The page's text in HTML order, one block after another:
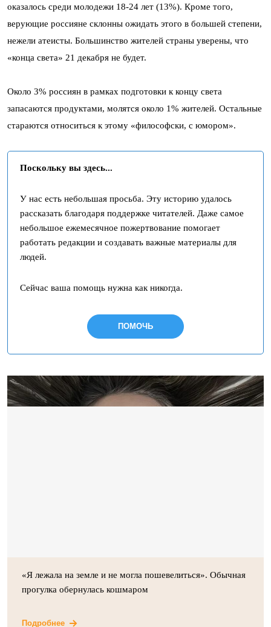
оказалось среди молодежи 18-24 лет (13%). Кроме того,
верующие россияне склонны ожидать этого в большей степени,
нежели атеисты. Большинство жителей страны уверены, что
«конца света» 21 декабря не будет.
Около 3% россиян в рамках подготовки к концу света
запасаются продуктами, молятся около 1% жителей. Остальные
стараются относиться к этому «философски, с юмором».
Поскольку вы здесь...
У нас есть небольшая просьба. Эту историю удалось
рассказать благодаря поддержке читателей. Даже самое
небольшое ежемесячное пожертвование помогает
работать редакции и создавать важные материалы для
людей.
Сейчас ваша помощь нужна как никогда.
ПОМОЧЬ
«Я лежала на земле и не могла пошевелиться». Обычная
прогулка обернулась кошмаром
Подробнее